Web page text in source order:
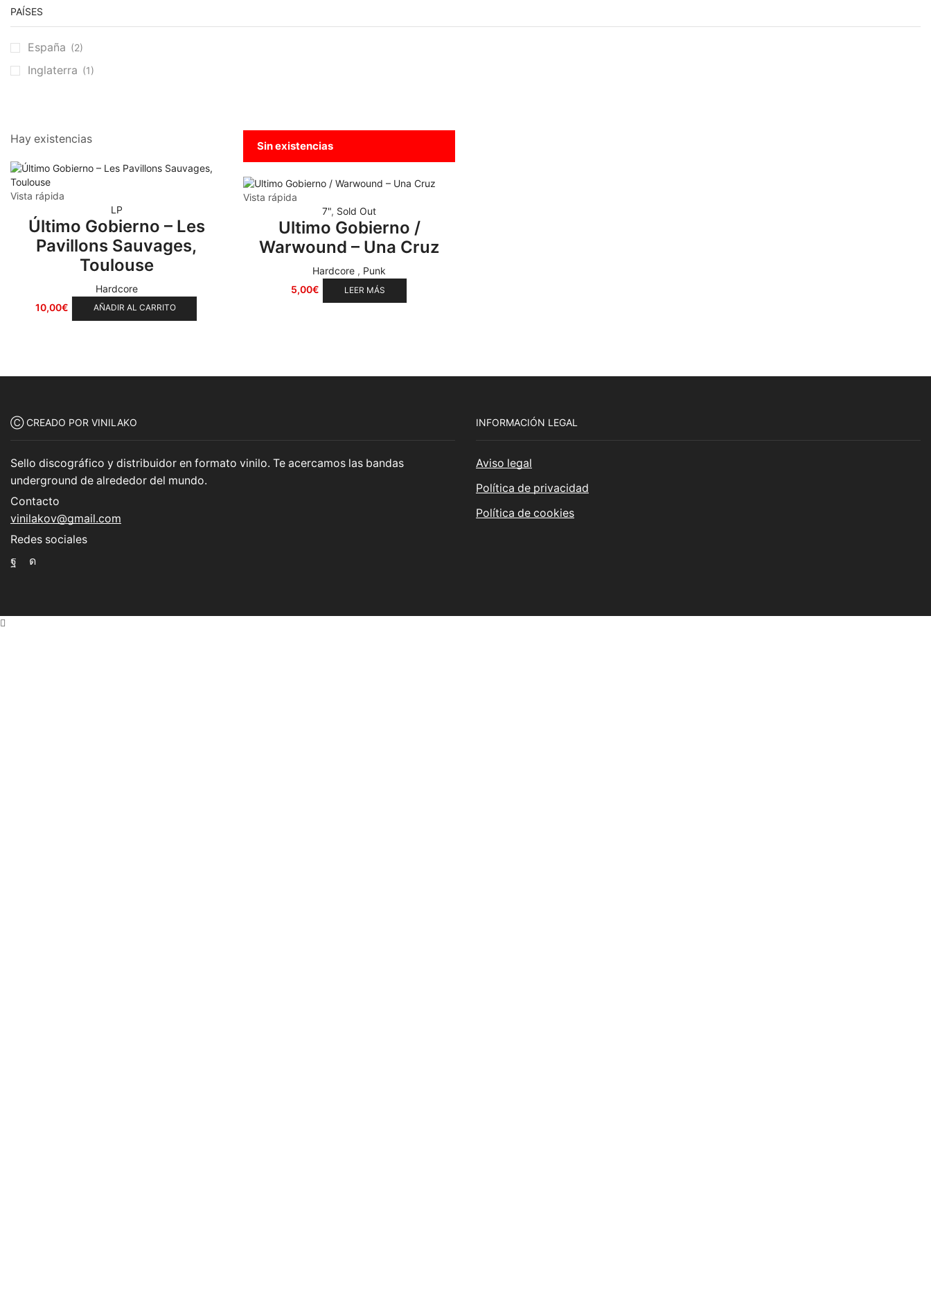
Heavy Metal
Otros(38)
Prog (25)
Punk(146)
Thrash Metal (108)
PAÍSES
España (2)
Inglaterra (1)
Hay existencias
Vista rápida
LP
Último Gobierno – Les
Pavillons Sauvages,
Toulouse
Hardcore
10,00€ AÑADIR AL CARRITO
Sin existencias
Vista rápida
7", Sold Out
Ultimo Gobierno /
Warwound – Una Cruz
Hardcore , Punk
5,00€ LEER MÁS
Ⓒ CREADO POR VINILAKO
Sello discográfico y distribuidor en formato vinilo. Te acercamos las bandas
underground de alrededor del mundo.
Contacto
vinilakov@gmail.com
Redes sociales
Facebook
Instagram
INFORMACIÓN LEGAL
Aviso legal
Política de privacidad
Política de cookies